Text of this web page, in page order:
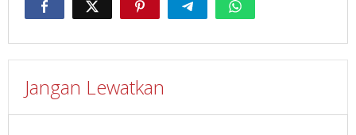
Jangan Lewatkan